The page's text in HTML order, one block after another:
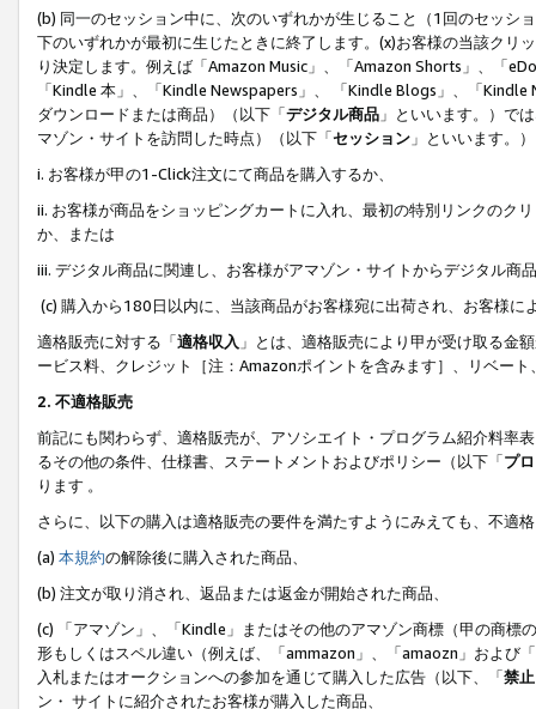
(b) 同一のセッション中に、次のいずれかが生じること（1回のセッシ
下のいずれかが最初に生じたときに終了します。(x)お客様の当該ク
り決定します。例えば「Amazon Music」、「Amazon Shorts」、「
「Kindle 本」、「Kindle Newspapers」、 「Kindle Blogs」、「
ダウンロードまたは商品）（以下「デジタル商品 」といいます。）で
マゾン・サイトを訪問した時点）（以下「セッション 」といいます。
i. お客様が甲の1-Click注文にて商品を購入するか、
ii. お客様が商品をショッピングカートに入れ、最初の特別リンクのク
か、または
iii. デジタル商品に関連し、お客様がアマゾン・サイトからデジタル
(c) 購入から180日以内に、当該商品がお客様宛に出荷され、お客様
適格販売に対する「適格収入 」とは、適格販売により甲が受け取る金
ービス料、クレジット［注：Amazonポイントを含みます］、リベー
2. 不適格販売
前記にも関わらず、適格販売が、アソシエイト・プログラム紹介料率
るその他の条件、仕様書、ステートメントおよびポリシー（以下「プ
ります 。
さらに、以下の購入は適格販売の要件を満たすようにみえても、不適
(a) 本規約の解除後に購入された商品、
(b) 注文が取り消され、返品または返金が開始された商品、
(c) 「アマゾン」、「Kindle」またはその他のアマゾン商標（甲の商
形もしくはスペル違い（例えば、「ammazon」、「amaozn」および
入札またはオークションへの参加を通じて購入した広告（以下、「禁
ン・ サイトに紹介されたお客様が購入した商品、